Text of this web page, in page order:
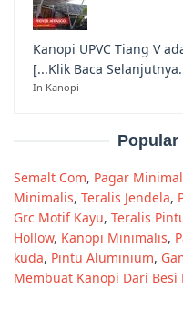
Kanopi UPVC Tiang V
[...Klik Baca
In Kanopi
Popular
Semalt Com, Pagar
Minimalis, Teralis Jendela,
Grc Motif Kayu, Teralis
Hollow, Kanopi Minimalis,
kuda, Pintu Aluminium,
Membuat Kanopi Dari Besi